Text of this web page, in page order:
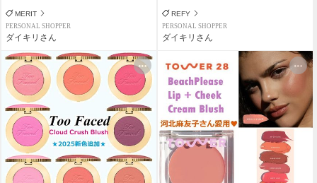
MERIT
PERSONAL SHOPPER
ダイキリさん
REFY
PERSONAL SHOPPER
ダイキリさん